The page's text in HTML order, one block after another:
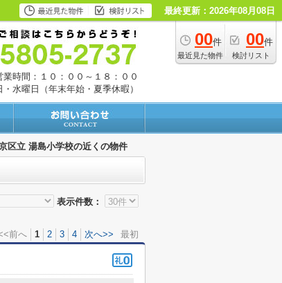
最終更新：2026年08月08日
00件
最近見た物件
00件
検討リスト
業時間：１０：００～１８：００
水曜日（年末年始・夏季休暇）
区立 湯島小学校の近くの物件
表示件数：
前へ 1 2 3 4 次へ>> 最初